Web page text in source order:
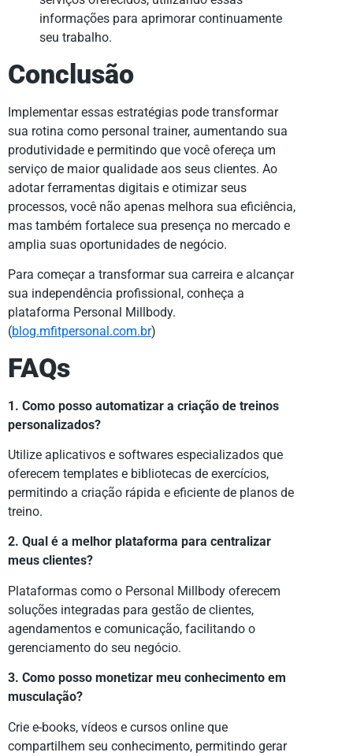
informações para aprimorar continuamente
seu trabalho.
Conclusão
Implementar essas estratégias pode transformar
sua rotina como personal trainer, aumentando sua
produtividade e permitindo que você ofereça um
serviço de maior qualidade aos seus clientes. Ao
adotar ferramentas digitais e otimizar seus
processos, você não apenas melhora sua eficiência,
mas também fortalece sua presença no mercado e
amplia suas oportunidades de negócio.
Para começar a transformar sua carreira e alcançar
sua independência profissional, conheça a
plataforma Personal Millbody.
(blog.mfitpersonal.com.br)
FAQs
1. Como posso automatizar a criação de treinos
personalizados?
Utilize aplicativos e softwares especializados que
oferecem templates e bibliotecas de exercícios,
permitindo a criação rápida e eficiente de planos de
treino.
2. Qual é a melhor plataforma para centralizar
meus clientes?
Plataformas como o Personal Millbody oferecem
soluções integradas para gestão de clientes,
agendamentos e comunicação, facilitando o
gerenciamento do seu negócio.
3. Como posso monetizar meu conhecimento em
musculação?
Crie e-books, vídeos e cursos online que
compartilhem seu conhecimento, permitindo gerar